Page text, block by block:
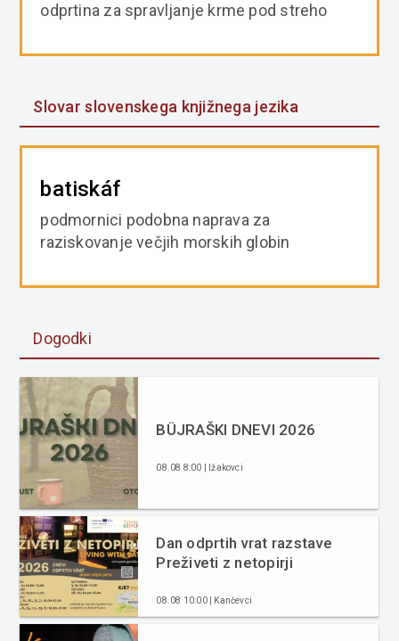
odprtina za spravljanje krme pod streho
Slovar slovenskega knjižnega jezika
batiskáf
podmornici podobna naprava za
raziskovanje večjih morskih globin
Dogodki
BÜJRAŠKI DNEVI 2026
08.08 8:00 | Ižakovci
Dan odprtih vrat razstave
Preživeti z netopirji
08.08 10:00 | Kančevci